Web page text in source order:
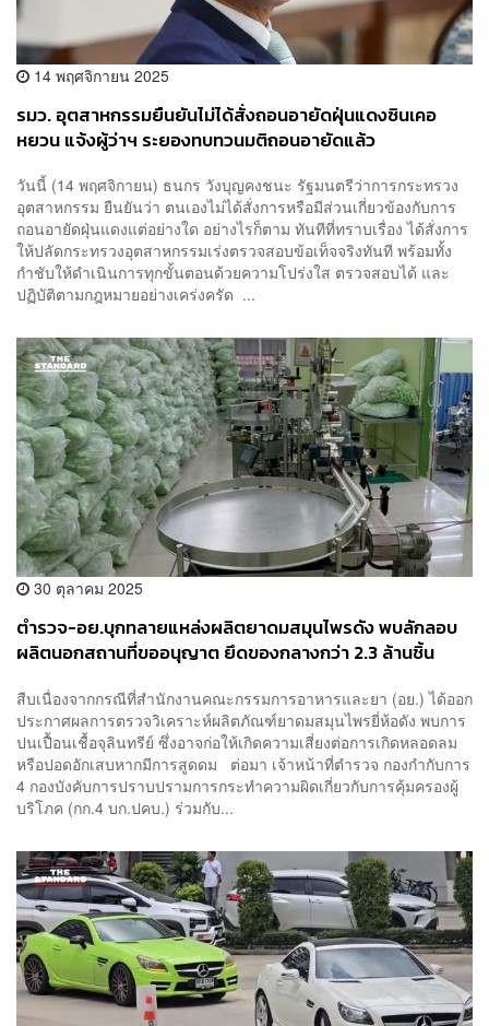
14 พฤศจิกายน 2025
รมว. อุตสาหกรรมยืนยันไม่ได้สั่งถอนอายัดฝุ่นแดงซินเคอ
หยวน แจ้งผู้ว่าฯ ระยองทบทวนมติถอนอายัดแล้ว
วันนี้ (14 พฤศจิกายน) ธนกร วังบุญคงชนะ รัฐมนตรีว่าการกระทรวง
อุตสาหกรรม ยืนยันว่า ตนเองไม่ได้สั่งการหรือมีส่วนเกี่ยวข้องกับการ
ถอนอายัดฝุ่นแดงแต่อย่างใด อย่างไรก็ตาม ทันทีที่ทราบเรื่อง ได้สั่งการ
ให้ปลัดกระทรวงอุตสาหกรรมเร่งตรวจสอบข้อเท็จจริงทันที พร้อมทั้ง
กำชับให้ดำเนินการทุกขั้นตอนด้วยความโปร่งใส ตรวจสอบได้ และ
ปฏิบัติตามกฎหมายอย่างเคร่งครัด ...
30 ตุลาคม 2025
ตำรวจ-อย.บุกทลายแหล่งผลิตยาดมสมุนไพรดัง พบลักลอบ
ผลิตนอกสถานที่ขออนุญาต ยึดของกลางกว่า 2.3 ล้านชิ้น
สืบเนื่องจากกรณีที่สำนักงานคณะกรรมการอาหารและยา (อย.) ได้ออก
ประกาศผลการตรวจวิเคราะห์ผลิตภัณฑ์ยาดมสมุนไพรยี่ห้อดัง พบการ
ปนเปื้อนเชื้อจุลินทรีย์ ซึ่งอาจก่อให้เกิดความเสี่ยงต่อการเกิดหลอดลม
หรือปอดอักเสบหากมีการสูดดม ต่อมา เจ้าหน้าที่ตำรวจ กองกำกับการ
4 กองบังคับการปราบปรามการกระทำความผิดเกี่ยวกับการคุ้มครองผู้
บริโภค (กก.4 บก.ปคบ.) ร่วมกับ...